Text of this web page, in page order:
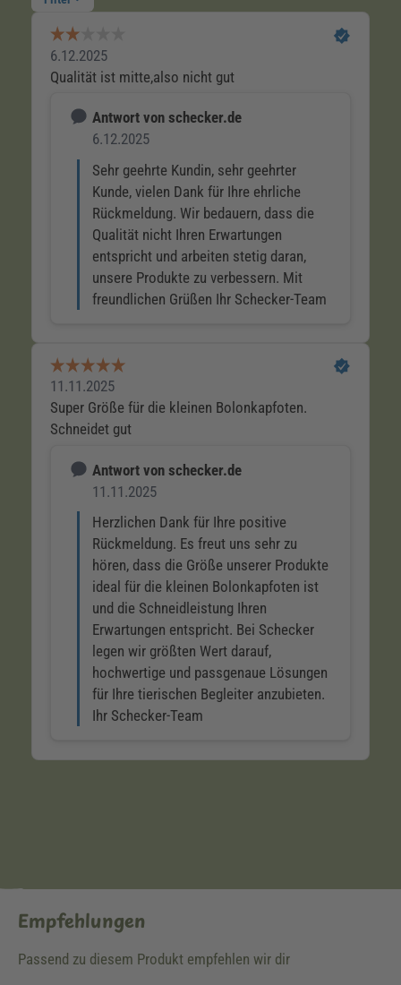
Empfehlungen
Passend zu diesem Produkt empfehlen wir dir